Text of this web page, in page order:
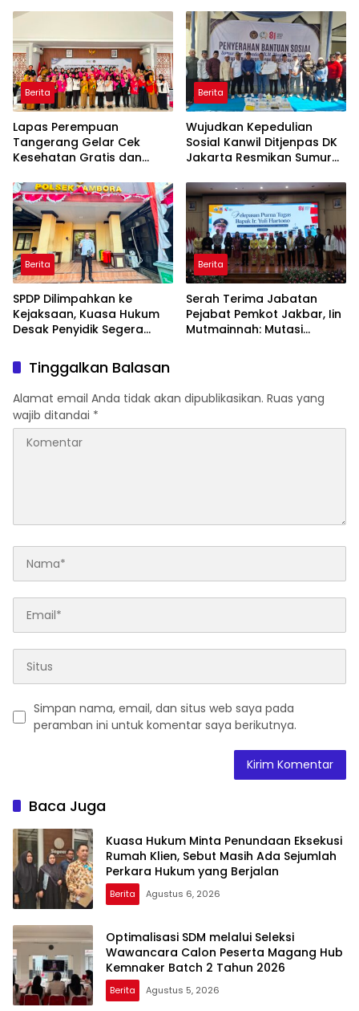
Hukum yang Berjalan
2026
Berita
Lapas Perempuan
Tangerang Gelar Cek
Kesehatan Gratis dan
DNA bagi Petugas dan
Warga Binaan
Berita
Wujudkan Kepedulian
Sosial Kanwil Ditjenpas DK
Jakarta Resmikan Sumur
Berita
SPDP Dilimpahkan ke
Kejaksaan, Kuasa Hukum
Desak Penyidik Segera
Pengeroyokan
Berita
Serah Terima Jabatan
Pejabat Pemkot Jakbar, Iin
Mutmainnah: Mutasi
Tinggalkan Balasan
Alamat email Anda tidak akan dipublikasikan. Ruas yang
wajib ditandai *
Simpan nama, email, dan situs web saya pada
peramban ini untuk komentar saya berikutnya.
Baca Juga
Kuasa Hukum Minta Penundaan Eksekusi
Rumah Klien, Sebut Masih Ada Sejumlah
Perkara Hukum yang Berjalan
Berita Agustus 6, 2026
Optimalisasi SDM melalui Seleksi
Wawancara Calon Peserta Magang Hub
Kemnaker Batch 2 Tahun 2026
Berita Agustus 5, 2026